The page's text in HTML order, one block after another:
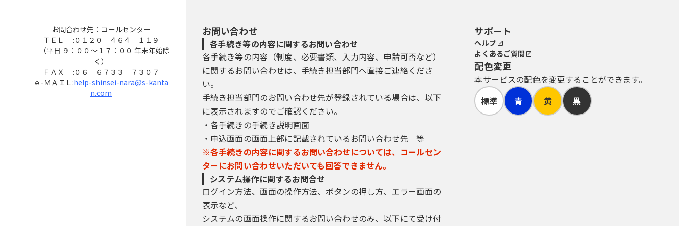
お問合わせ先：コールセンター
ＴＥＬ :０１２０－４６４－１１９
（平日 ９：００～１７：００ 年末年始除
く）
ＦＡＸ :０６－６７３３－７３０７
ｅ-ＭＡＩＬ:help-shinsei-nara@s-kanta
n.com
お問い合わせ
各手続き等の内容に関するお問い合わせ
各手続き等の内容（制度、必要書類、入力内容、申請可否など）
に関するお問い合わせは、手続き担当部門へ直接ご連絡くださ
い。
手続き担当部門のお問い合わせ先が登録されている場合は、以下
に表示されますのでご確認ください。
・各手続きの手続き説明画面
・申込画面の画面上部に記載されているお問い合わせ先 等
※各手続きの内容に関するお問い合わせについては、コールセン
ターにお問い合わせいただいても回答できません。
システム操作に関するお問合せ
ログイン方法、画面の操作方法、ボタンの押し方、エラー画面の
表示など、
システムの画面操作に関するお問い合わせのみ、以下にて受け付
サポート
ヘルプ
よくあるご質問
配色変更
本サービスの配色を変更することができます。
標準
青 黄 黒